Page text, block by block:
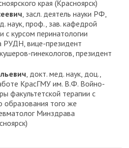
края (Красноярск)
, засл. деятель науки РФ,
наук, проф., зав. кафедрой
с курсом перинатологии
РУДН, вице-президент
гинекологов, президент
, докт. мед. наук, доц.,
КрасГМУ им. В.Ф. Войно-
факультетской терапии с
образования того же
Минздрава